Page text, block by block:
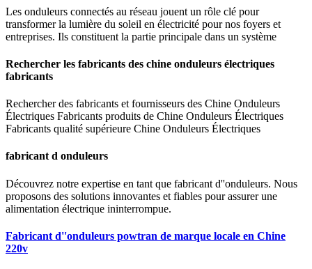
Les onduleurs connectés au réseau jouent un rôle clé pour
transformer la lumière du soleil en électricité pour nos foyers et
entreprises. Ils constituent la partie principale dans un système
Rechercher les fabricants des chine onduleurs électriques
fabricants
Rechercher des fabricants et fournisseurs des Chine Onduleurs
Électriques Fabricants produits de Chine Onduleurs Électriques
Fabricants qualité supérieure Chine Onduleurs Électriques
fabricant d onduleurs
Découvrez notre expertise en tant que fabricant d''onduleurs. Nous
proposons des solutions innovantes et fiables pour assurer une
alimentation électrique ininterrompue.
Fabricant d''onduleurs powtran de marque locale en Chine
220v